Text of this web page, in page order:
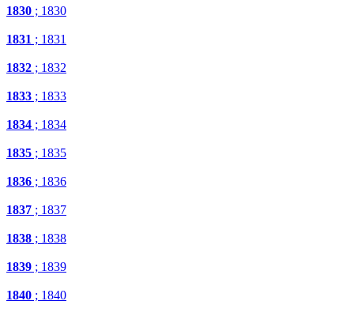
1830 ; 1830
1831 ; 1831
1832 ; 1832
1833 ; 1833
1834 ; 1834
1835 ; 1835
1836 ; 1836
1837 ; 1837
1838 ; 1838
1839 ; 1839
1840 ; 1840